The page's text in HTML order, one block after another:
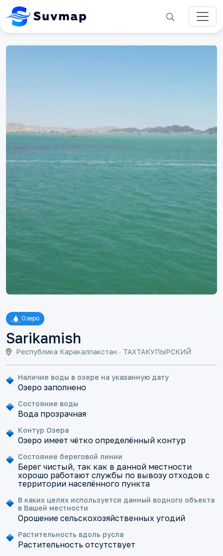
Озеро
Sarikamish
Республика Каракалпакстан ТАХТАКУПЫРСКИЙ
Наличие воды в озере на указанную дату
Озеро заполнено
Состояние воды
Вода прозрачная
Контур Озера
Озеро имеет чётко определённый контур
Состояние береговой линии
Берег чистый, так как в данной местности
хорошо работают службы по вывозу отходов с
территории населённого пункта
В каких целях используется данный водного объекта
в Вашей местности
Орошение сельскохозяйственных угодий
Растительность вдоль русла
Растительность отсутствует